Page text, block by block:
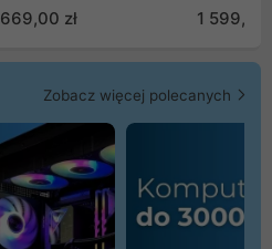
669,00 zł 1 599,00
Zobacz więcej polecanych